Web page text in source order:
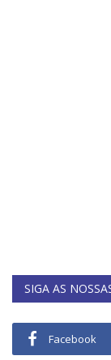
SIGA AS
Facebook